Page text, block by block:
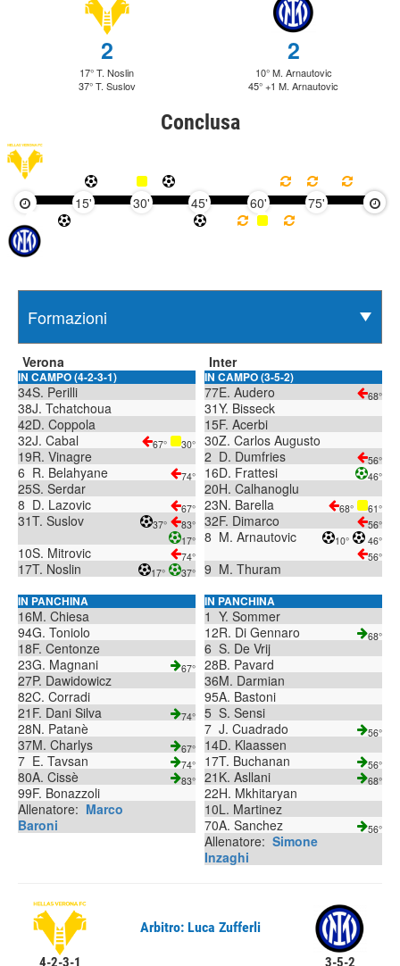
2
17° T. Noslin
37° T. Suslov
2
10° M. Arnautovic
45° +1 M. Arnautovic
Conclusa
15' 30' 45' 60' 75' 90'
Verona
IN CAMPO (4-2-3-1)
34S. Perilli
38J. Tchatchoua
42D. Coppola
32J. Cabal 67° 30°
19R. Vinagre
6 R. Belahyane 74°
25S. Serdar
8 D. Lazovic 67°
31T. Suslov 37°
83°
17°
10S. Mitrovic 74°
17T. Noslin 17° 37°
IN PANCHINA
16M. Chiesa
94G. Toniolo
18F. Centonze
23G. Magnani 67°
27P. Dawidowicz
82C. Corradi
21 F. Dani Silva 74°
28N. Patanè
37M. Charlys 67°
7 E. Tavsan 74°
80A. Cissè 83°
99F. Bonazzoli
Allenatore: Marco
Baroni
Inter
IN CAMPO (3-5-2)
77E. Audero 68°
31Y. Bisseck
15F. Acerbi
30Z. Carlos Augusto
2 D. Dumfries 56°
16D. Frattesi 46°
20H. Calhanoglu
23N. Barella 68° 61°
32F. Dimarco 56°
8 M. Arnautovic 10°
46°
56°
9 M. Thuram
IN PANCHINA
1 Y. Sommer
12R. Di Gennaro 68°
6 S. De Vrij
28B. Pavard
36M. Darmian
95A. Bastoni
5 S. Sensi
7 J. Cuadrado 56°
14D. Klaassen
17T. Buchanan 56°
21 K. Asllani 68°
22H. Mkhitaryan
10L. Martinez
70A. Sanchez 56°
Allenatore: Simone
Inzaghi
4-2-3-1
Arbitro: Luca Zufferli
3-5-2